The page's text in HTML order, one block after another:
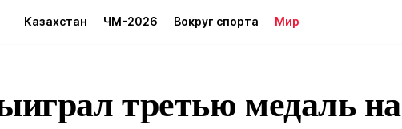
Казахстан ЧМ-2026 Вокруг спорта Мир
третью медаль на